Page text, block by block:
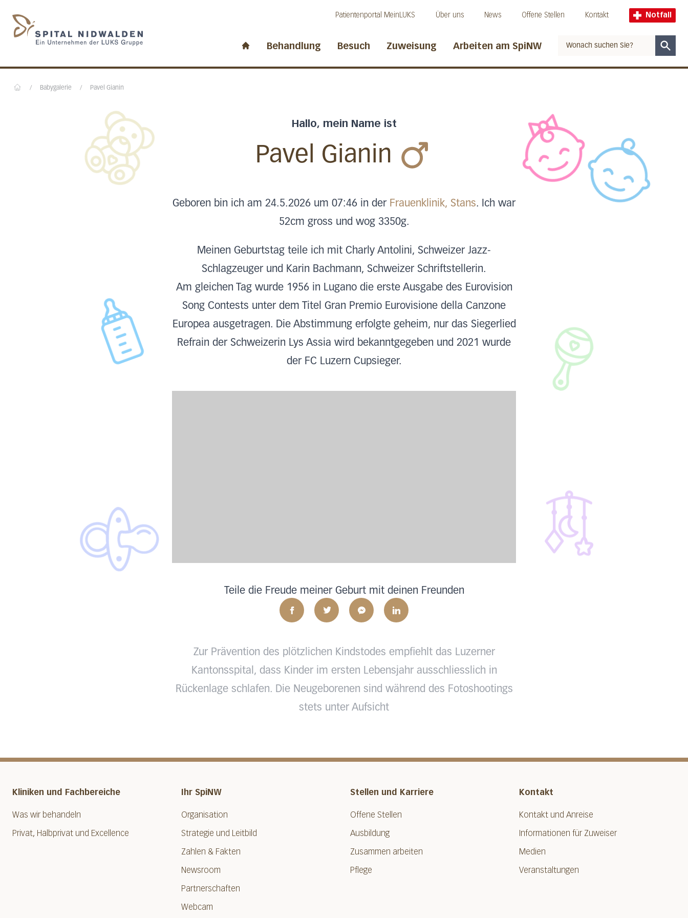
Patientenportal MeinLUKS Über uns News Offene Stellen Kontakt Notfall
Behandlung Besuch Zuweisung Arbeiten am SpiNW
/ Babygalerie / Pavel Gianin
Hallo, mein Name ist
Pavel Gianin
Geboren bin ich am 24.5.2026 um 07:46 in der Frauenklinik, Stans. Ich war
52cm gross und wog 3350g.
Meinen Geburtstag teile ich mit Charly Antolini, Schweizer Jazz-
Schlagzeuger und Karin Bachmann, Schweizer Schriftstellerin.
Am gleichen Tag wurde 1956 in Lugano die erste Ausgabe des Eurovision
Song Contests unter dem Titel Gran Premio Eurovisione della Canzone
Europea ausgetragen. Die Abstimmung erfolgte geheim, nur das Siegerlied
Refrain der Schweizerin Lys Assia wird bekanntgegeben und 2021 wurde
der FC Luzern Cupsieger.
Teile die Freude meiner Geburt mit deinen Freunden
Zur Prävention des plötzlichen Kindstodes empfiehlt das Luzerner
Kantonsspital, dass Kinder im ersten Lebensjahr ausschliesslich in
Rückenlage schlafen. Die Neugeborenen sind während des Fotoshootings
stets unter Aufsicht
Kliniken und Fachbereiche
Was wir behandeln
Privat, Halbprivat und Excellence
Ihr SpiNW
Organisation
Strategie und Leitbild
Zahlen & Fakten
Newsroom
Partnerschaften
Webcam
Stellen und Karriere
Offene Stellen
Ausbildung
Zusammen arbeiten
Pflege
Kontakt
Kontakt und Anreise
Informationen für Zuweiser
Medien
Veranstaltungen